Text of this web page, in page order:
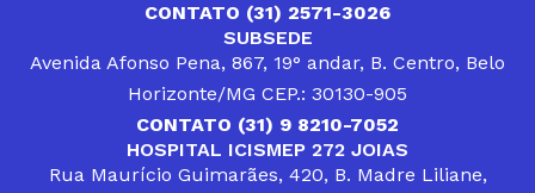
CONTATO (31) 2571-3026
SUBSEDE
Avenida Afonso Pena, 867, 19° andar, B. Centro, Belo
Horizonte/MG CEP.: 30130-905
CONTATO (31) 9 8210-7052
HOSPITAL ICISMEP 272 JOIAS
Rua Maurício Guimarães, 420, B. Madre Liliane,